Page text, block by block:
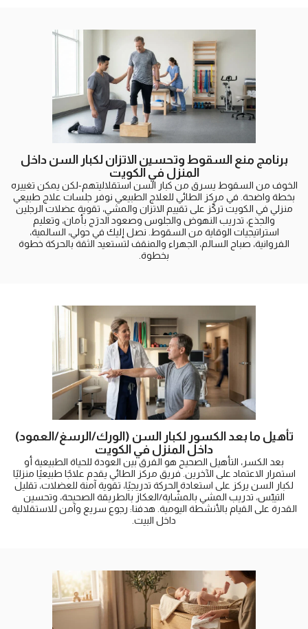
برنامج منع السقوط وتحسين الاتزان لكبار السن داخل
المنزل في الكويت
الخوف من السقوط يسرق من كبار السن استقلاليتهم-لكن يمكن تغييره
بخطة واضحة. في مركز الطائي للعلاج الطبيعي نوفر جلسات علاج طبيعي
منزلي في الكويت تركّز على تقييم الاتزان والمشي، تقوية عضلات الرجلين
والجذع، تدريب النهوض والجلوس وصعود الدرَج بأمان، وتعليم
استراتيجيات الوقاية من السقوط. نصل إليك في حولي، السالمية،
الفروانية، صباح السالم، الجهراء والمنقف لتستعيد الثقة بالحركة خطوة
بخطوة.
تأهيل ما بعد الكسور لكبار السن (الورك/الرسغ/العمود)
داخل المنزل في الكويت
بعد الكسر، التأهيل الصحيح هو الفرق بين العودة للحياة الطبيعية أو
استمرار الاعتماد على الآخرين. فريق مركز الطائي يقدم علاجًا طبيعيًا منزليًا
لكبار السن يركز على استعادة الحركة تدريجيًا، تقوية آمنة للعضلات، تقليل
التيبّس، تدريب المشي بالمشّاية/العكاز بالطريقة الصحيحة، وتحسين
القدرة على القيام بالأنشطة اليومية. هدفنا: رجوع سريع وآمن للاستقلالية
داخل البيت.